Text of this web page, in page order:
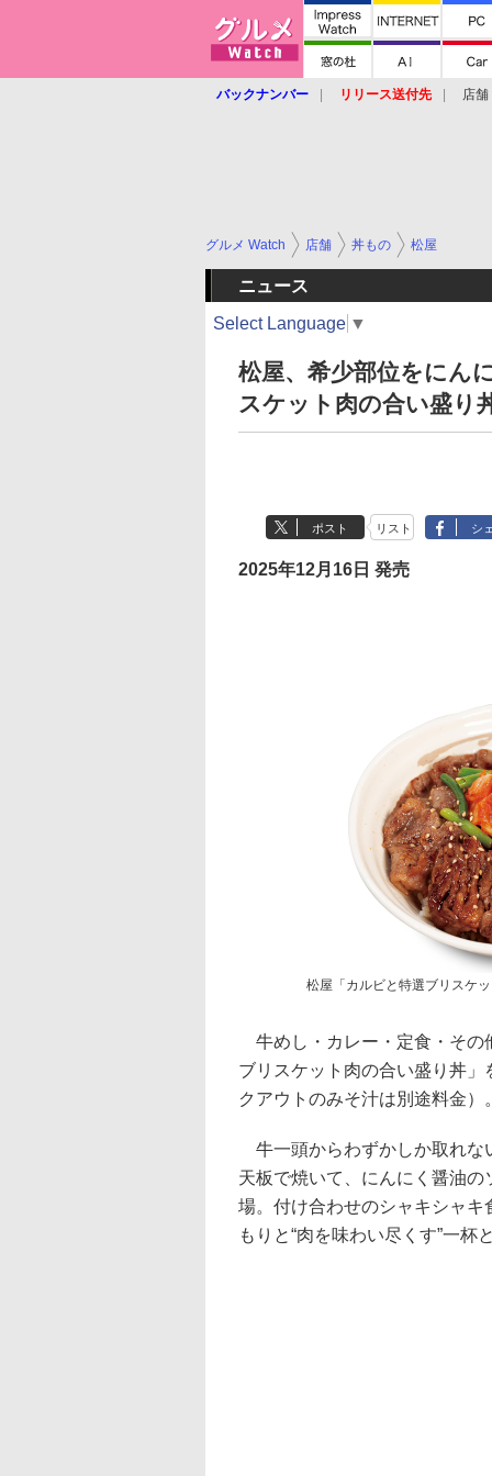
バックナンバー リリース送付先 店舗
グルメ Watch 店舗 丼もの 松屋
ニュース
Select Language ▼
松屋、希少部位をにん
スケット肉の合い盛り
ポスト リスト シ
2025年12月16日 発売
松屋「カルビと特選ブリスケ
牛めし・カレー・定食・その
ブリスケット肉の合い盛り丼
クアウトのみそ汁は別途料金）
牛一頭からわずかしか取れな
天板で焼いて、にんにく醤油
場。付け合わせのシャキシャ
もりと“肉を味わい尽くす”一杯